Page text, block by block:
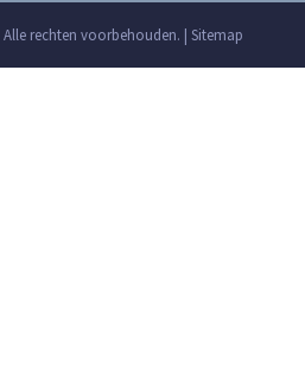
Alle rechten voorbehouden. | Sitemap